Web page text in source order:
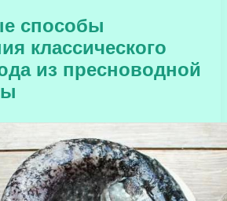
способы
классического
из пресноводной